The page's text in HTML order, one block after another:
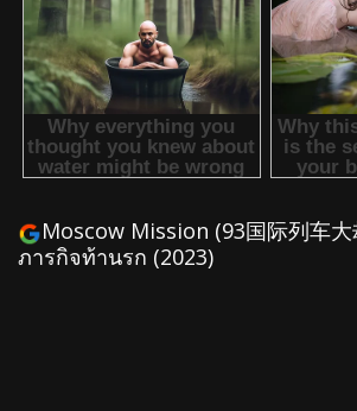
Moscow Mission (93国际列车
ภารกิจท้านรก (2023)